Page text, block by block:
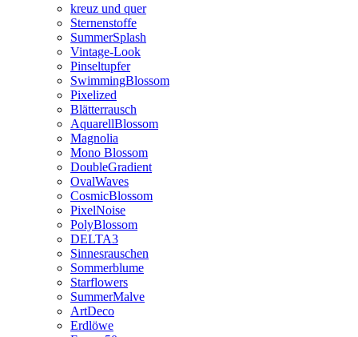
kreuz und quer
Sternenstoffe
SummerSplash
Vintage-Look
Pinseltupfer
SwimmingBlossom
Pixelized
Blätterrausch
AquarellBlossom
Magnolia
Mono Blossom
DoubleGradient
OvalWaves
CosmicBlossom
PixelNoise
PolyBlossom
DELTA3
Sinnesrauschen
Sommerblume
Starflowers
SummerMalve
ArtDeco
Erdlöwe